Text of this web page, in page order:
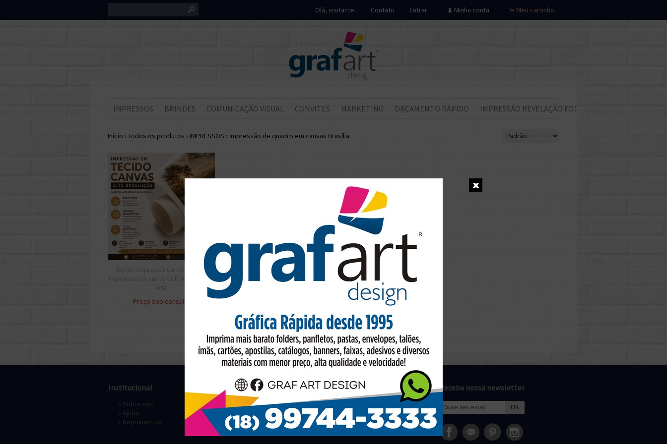
s Olá, visitante. Contato Entrar f Minha conta . Meu carrinho
IMPRESSOS BRINDES COMUNICAÇÃO VISUAL CONVITES MARKETING ORÇAMENTO RÁPIDO IMPRESSÃO REVELAÇÃO FOTOS
Início › Todos os produtos › IMPRESSOS › Impressão de quadro em canvas Brasília
Tecido impresso Canvas Crie e
Imprima com sua Arte Foto Obra de
Preço sob consulta
Institucional
» Sobre nós
» Ajuda
» Depoimentos
Pagamentos
» Depósito em conta
Facebook Receba nossa newsletter